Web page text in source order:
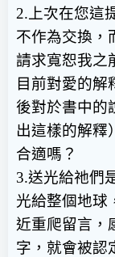
2.上次在您這
不作為交換，
請求寬恕我之
目前對愛的解
後對於書中的
出這樣的解釋
合適嗎？
3.送光給祂們
光給整個地球
近重爬留言，
字，就會被認